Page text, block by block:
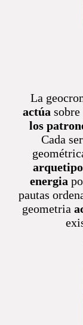
La
actúa sobre
los
Cada
energia
pautas
geometria